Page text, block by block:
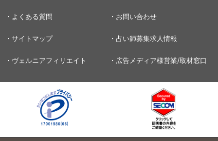
・よくある質問 ・お問い合わせ
・サイトマップ ・占い師募集求人情報
・ヴェルニアフィリエイト ・広告メディア様営業/取材窓口